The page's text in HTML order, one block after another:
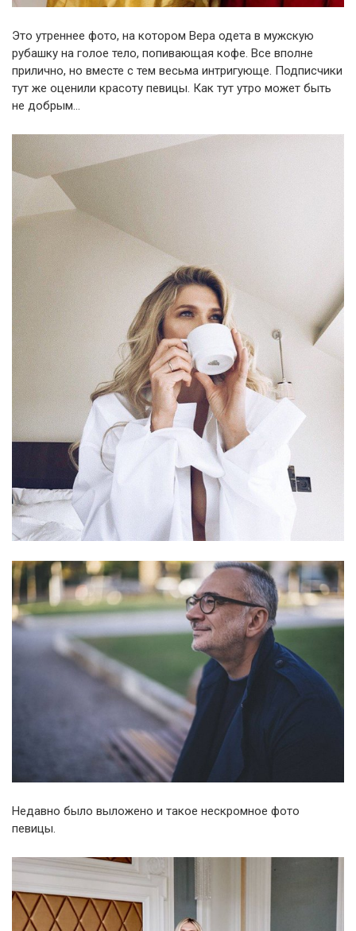
Это утреннее фото, на котором Вера одета в мужскую
рубашку на голое тело, попивающая кофе. Все вполне
прилично, но вместе с тем весьма интригующе. Подписчики
тут же оценили красоту певицы. Как тут утро может быть
не добрым…
Недавно было выложено и такое нескромное фото
певицы.